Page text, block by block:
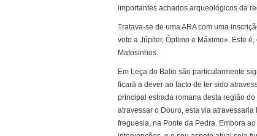
importantes achados arqueológicos da
Tratava-se de uma ARA com uma
voto a Júpiter, Óptimo e Máximo». Este
Matosinhos.
Em Leça do Balio são particularmente
ficará a dever ao facto de ter sido
principal estrada romana desta região
atravessar o Douro, esta via
freguesia, na Ponte da Pedra. Embora